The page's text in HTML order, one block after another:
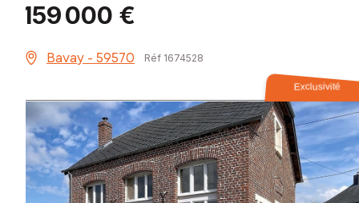
159 000 €
Bavay - 59570 Réf 1674528
Exclusivité